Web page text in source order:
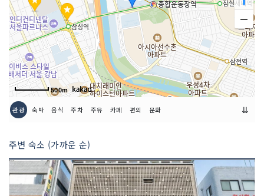
500m
관광 숙박 음식 주차 주유 카페 편의 문화 ⇊
주변 숙소 (가까운 순)